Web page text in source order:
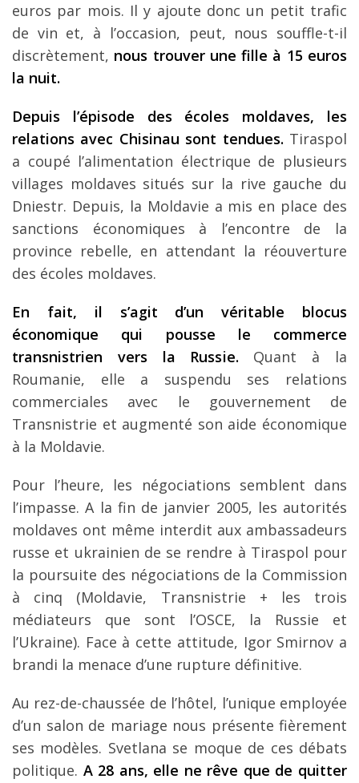
euros par mois. Il y ajoute donc un petit trafic
de vin et, à l’occasion, peut, nous souffle-t-il
discrètement, nous trouver une fille à 15 euros
la nuit.
Depuis l’épisode des écoles moldaves, les
relations avec Chisinau sont tendues. Tiraspol
a coupé l’alimentation électrique de plusieurs
villages moldaves situés sur la rive gauche du
Dniestr. Depuis, la Moldavie a mis en place des
sanctions économiques à l’encontre de la
province rebelle, en attendant la réouverture
des écoles moldaves.
En fait, il s’agit d’un véritable blocus
économique qui pousse le commerce
transnistrien vers la Russie. Quant à la
Roumanie, elle a suspendu ses relations
commerciales avec le gouvernement de
Transnistrie et augmenté son aide économique
à la Moldavie.
Pour l’heure, les négociations semblent dans
l’impasse. A la fin de janvier 2005, les autorités
moldaves ont même interdit aux ambassadeurs
russe et ukrainien de se rendre à Tiraspol pour
la poursuite des négociations de la Commission
à cinq (Moldavie, Transnistrie + les trois
médiateurs que sont l’OSCE, la Russie et
l’Ukraine). Face à cette attitude, Igor Smirnov a
brandi la menace d’une rupture définitive.
Au rez-de-chaussée de l’hôtel, l’unique employée
d’un salon de mariage nous présente fièrement
ses modèles. Svetlana se moque de ces débats
politique. A 28 ans, elle ne rêve que de quitter